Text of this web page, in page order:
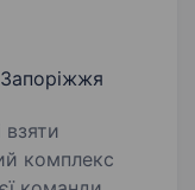
Запоріжжя
взяти